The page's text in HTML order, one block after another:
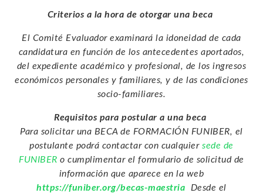
Criterios a la hora de otorgar una beca
El Comité Evaluador examinará la idoneidad de cada
candidatura en función de los antecedentes aportados,
del expediente académico y profesional, de los ingresos
económicos personales y familiares, y de las condiciones
socio-familiares.
Requisitos para postular a una beca
Para solicitar una BECA de FORMACIÓN FUNIBER, el
postulante podrá contactar con cualquiersede de
FUNIBER o cumplimentar el formulario de solicitud de
información que aparece en la web
https://funiber.org/becas-maestria
Desde el